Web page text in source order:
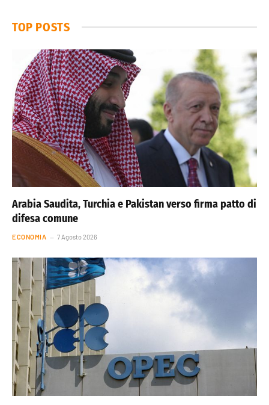
TOP POSTS
Arabia Saudita, Turchia e Pakistan verso firma patto di
difesa comune
ECONOMIA 7 Agosto 2026